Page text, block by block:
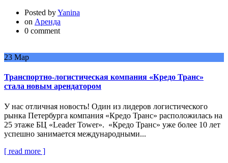
Posted byYanina
on Аренда
0 comment
23 Мар
Транспортно-логистическая компания «Кредо Транс»
стала новым арендатором
У нас отличная новость! Один из лидеров логистического
рынка Петербурга компания «Кредо Транс» расположилась на
25 этаже БЦ «Leader Tower». «Кредо Транс» уже более 10 лет
успешно занимается международными...
[ read more ]